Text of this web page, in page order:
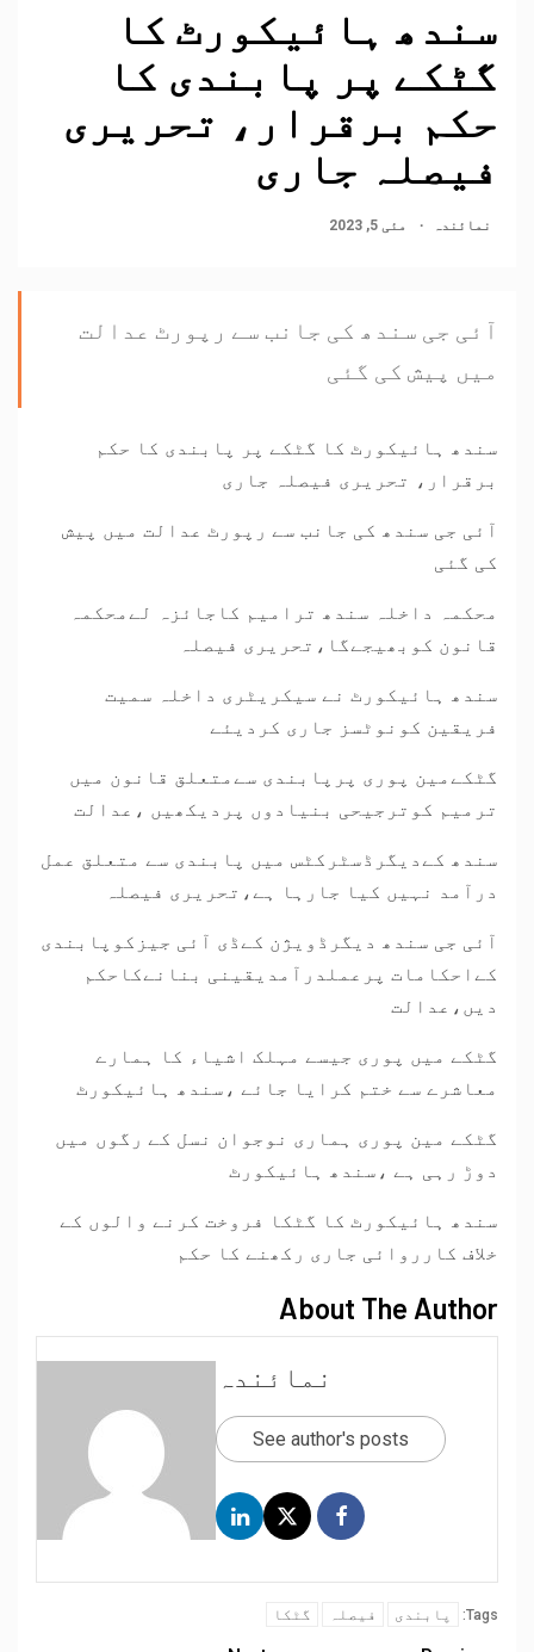
سندھ ہائیکورٹ کا
گٹکے پر پابندی کا
حکم برقرار، تحریری
فیصلہ جاری
نمائندہ مئی 5, 2023
آئی جی سندھ کی جانب سے رپورٹ عدالت
میں پیش کی گئی
سندھ ہائیکورٹ کا گٹکے پر پابندی کا حکم
برقرار، تحریری فیصلہ جاری
آئی جی سندھ کی جانب سے رپورٹ عدالت میں پیش
کی گئی
محکمہ داخلہ سندھ ترامیم کاجائزہ لےمحکمہ
قانون کوبھیجےگا،تحریری فیصلہ
سندھ ہائیکورٹ نے سیکریٹری داخلہ سمیت
فریقین کونوٹسز جاری کردیئے
گٹکےمین پوری پرپابندی سےمتعلق قانون میں
ترمیم کوترجیحی بنیادوں پردیکھیں ،عدالت
سندھ کےدیگرڈسٹرکٹس میں پابندی سے متعلق عمل
درآمد نہیں کیا جارہا ہے،تحریری فیصلہ
آئی جی سندھ دیگرڈویژن کےڈی آئی جیزکوپابندی
کےاحکامات پرعملدرآمدیقینی بنانےکاحکم
دیں،عدالت
گٹکے میں پوری جیسے مہلک اشیاء کا ہمارے
معاشرے سے ختم کرایا جائے ،سندھ ہائیکورٹ
گٹکے مین پوری ہماری نوجوان نسل کے رگوں میں
دوڑ رہی ہے ،سندھ ہائیکورٹ
سندھ ہائیکورٹ کا گٹکا فروخت کرنے والوں کے
خلاف کارروائی جاری رکھنے کا حکم
About The Author
نمائندہ
See author's posts
Tags: پابندی فیصلہ گٹکا